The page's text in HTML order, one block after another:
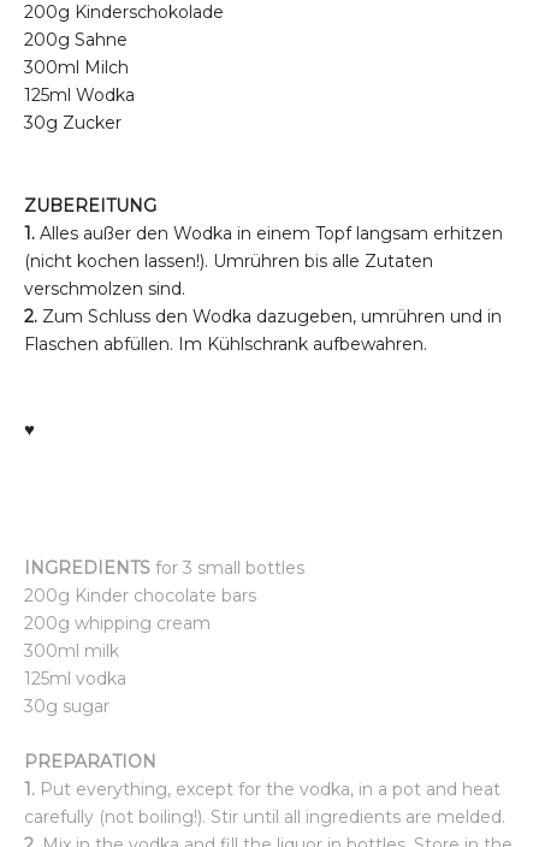
200g Kinderschokolade
200g Sahne
300ml Milch
125ml Wodka
30g Zucker
ZUBEREITUNG
1. Alles außer den Wodka in einem Topf langsam erhitzen
(nicht kochen lassen!). Umrühren bis alle Zutaten
verschmolzen sind.
2. Zum Schluss den Wodka dazugeben, umrühren und in
Flaschen abfüllen. Im Kühlschrank aufbewahren.
♥
INGREDIENTS for 3 small bottles
200g Kinder chocolate bars
200g whipping cream
300ml milk
125ml vodka
30g sugar
PREPARATION
1. Put everything, except for the vodka, in a pot and heat
carefully (not boiling!). Stir until all ingredients are melded.